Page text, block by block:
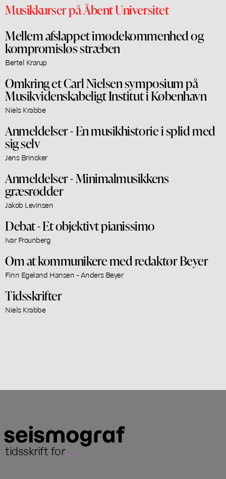
Musikkurser på Åbent Universitet
Mellem afslappet imødekommenhed og
kompromisløs stræben
Bertel Krarup
Omkring et Carl Nielsen symposium på
Musikvidenskabeligt Institut i København
Niels Krabbe
Anmeldelser - En musikhistorie i splid med
sig selv
Jens Brincker
Anmeldelser - Minimalmusikkens
græsrødder
Jakob Levinsen
Debat - Et objektivt pianissimo
Ivar Frounberg
Om at kommunikere med redaktør Beyer
Finn Egeland Hansen - Anders Beyer
Tidsskrifter
Niels Krabbe
tidsskrift for...